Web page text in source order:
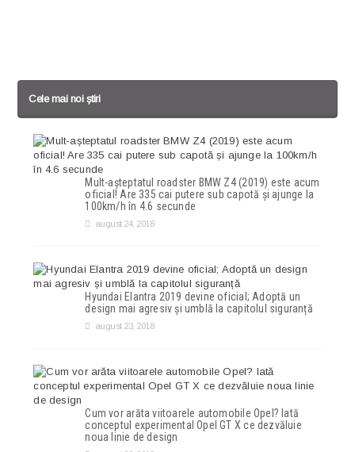
Cele mai noi știri
Mult-așteptatul roadster BMW Z4 (2019) este acum
oficial! Are 335 cai putere sub capotă și ajunge la
100km/h în 4.6 secunde
august 24, 2018
Hyundai Elantra 2019 devine oficial; Adoptă un
design mai agresiv și umblă la capitolul siguranță
august 23, 2018
Cum vor arăta viitoarele automobile Opel? Iată
conceptul experimental Opel GT X ce dezvăluie
noua linie de design